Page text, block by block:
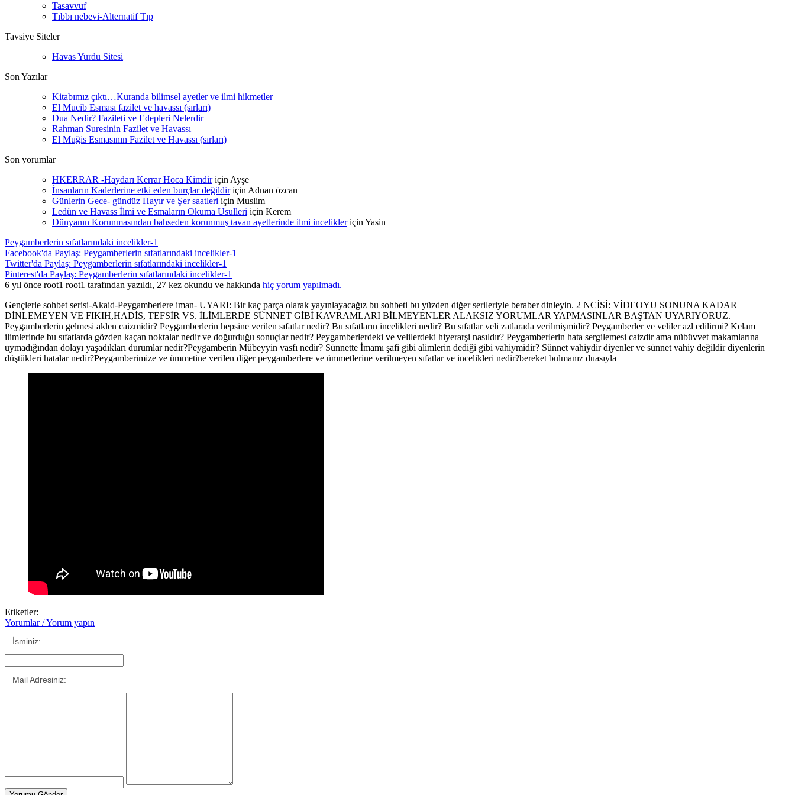
Tasavvuf
Tıbbı nebevi-Alternatif Tıp
Tavsiye Siteler
Havas Yurdu Sitesi
Son Yazılar
Kitabımız çıktı…Kuranda bilimsel ayetler ve ilmi hikmetler
El Mucib Esması fazilet ve havassı (sırları)
Dua Nedir? Fazileti ve Edepleri Nelerdir
Rahman Suresinin Fazilet ve Havassı
El Muğis Esmasının Fazilet ve Havassı (sırları)
Son yorumlar
HKERRAR -Haydarı Kerrar Hoca Kimdiriçin Ayşe
İnsanların Kaderlerine etki eden burçlar değildiriçin Adnan özcan
Günlerin Gece- gündüz Hayır ve Şer saatleri için Muslim
Ledün ve Havass İlmi ve Esmaların Okuma Usulleri için Kerem
Dünyanın Korunmasından bahseden korunmuş tavan ayetlerinde ilmi incelikleriçin Yasin
Peygamberlerin sıfatlarındaki incelikler-1
Facebook'da Paylaş: Peygamberlerin sıfatlarındaki incelikler-1
Twitter'da Paylaş: Peygamberlerin sıfatlarındaki incelikler-1
Pinterest'da Paylaş: Peygamberlerin sıfatlarındaki incelikler-1
6 yıl önce root1 root1 tarafından yazıldı, 27 kez okundu ve hakkında hiç yorum yapılmadı.
Gençlerle sohbet serisi-Akaid-Peygamberlere iman- UYARI: Bir kaç parça olarak yayınlayacağız bu sohbeti bu yüzden diğer serileriyle beraber dinleyin. 2 NCİSİ: VİDEOYU SONUNA KADAR
DİNLEMEYEN VE FIKIH,HADİS, TEFSİR VS. İLİMLERDE SÜNNET GİBİ KAVRAMLARI BİLMEYENLER ALAKSIZ YORUMLAR YAPMASINLAR BAŞTAN UYARIYORUZ.
Peygamberlerin gelmesi aklen caizmidir? Peygamberlerin hepsine verilen sıfatlar nedir? Bu sıfatların incelikleri nedir? Bu sıfatlar veli zatlarada verilmişmidir? Peygamberler ve veliler azl edilirmi? Kelam
ilimlerinde bu sıfatlarda gözden kaçan noktalar nedir ve doğurduğu sonuçlar nedir? Peygamberlerdeki ve velilerdeki hiyerarşi nasıldır? Peygamberlerin hata sergilemesi caizdir ama nübüvvet makamlarına
uymadığından dolayı yaşadıkları durumlar nedir?Peygamberin Mübeyyin vasfı nedir? Sünnette İmamı şafi gibi alimlerin dediği gibi vahiymidir? Sünnet vahiydir diyenler ve sünnet vahiy değildir diyenlerin
düştükleri hatalar nedir?Peygamberimize ve ümmetine verilen diğer peygamberlere ve ümmetlerine verilmeyen sıfatlar ve incelikleri nedir?bereket bulmanız duasıyla
Etiketler:
Yorumlar / Yorum yapın
İsminiz:
Mail Adresiniz: